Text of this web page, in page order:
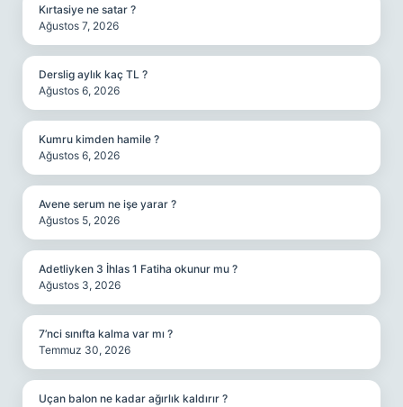
Kırtasiye ne satar ?
Ağustos 7, 2026
Derslig aylık kaç TL ?
Ağustos 6, 2026
Kumru kimden hamile ?
Ağustos 6, 2026
Avene serum ne işe yarar ?
Ağustos 5, 2026
Adetliyken 3 İhlas 1 Fatiha okunur mu ?
Ağustos 3, 2026
7’nci sınıfta kalma var mı ?
Temmuz 30, 2026
Uçan balon ne kadar ağırlık kaldırır ?